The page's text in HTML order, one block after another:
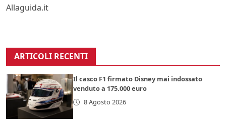
Allaguida.it
ARTICOLI RECENTI
Il casco F1 firmato Disney mai indossato
venduto a 175.000 euro
8 Agosto 2026